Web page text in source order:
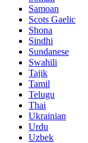
Samoan
Scots Gaelic
Shona
Sindhi
Sundanese
Swahili
Tajik
Tamil
Telugu
Thai
Ukrainian
Urdu
Uzbek